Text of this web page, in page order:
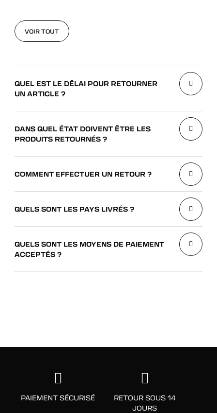
VOIR TOUT
QUEL EST LE DÉLAI POUR RETOURNER
UN ARTICLE ?
DANS QUEL ÉTAT DOIVENT ÊTRE LES
PRODUITS RETOURNÉS ?
COMMENT EFFECTUER UN RETOUR ?
QUELS SONT LES PAYS LIVRÉS ?
QUELS SONT LES MOYENS DE PAIEMENT
ACCEPTÉS ?
PAIEMENT SÉCURISÉ
RETOUR SOUS 14
JOURS